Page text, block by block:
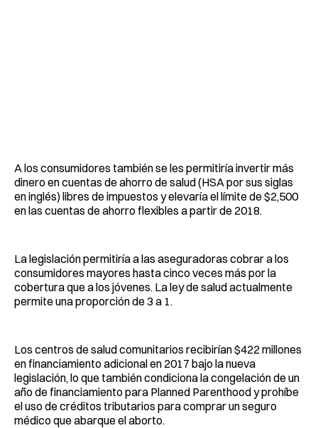
A los consumidores también se les permitiría invertir más
dinero en cuentas de ahorro de salud (HSA por sus siglas
en inglés) libres de impuestos y elevaría el límite de $2,500
en las cuentas de ahorro flexibles a partir de 2018.
La legislación permitiría a las aseguradoras cobrar a los
consumidores mayores hasta cinco veces más por la
cobertura que a los jóvenes. La ley de salud actualmente
permite una proporción de 3 a 1.
Los centros de salud comunitarios recibirían $422 millones
en financiamiento adicional en 2017 bajo la nueva
legislación, lo que también condiciona la congelación de un
año de financiamiento para Planned Parenthood y prohíbe
el uso de créditos tributarios para comprar un seguro
médico que abarque el aborto.